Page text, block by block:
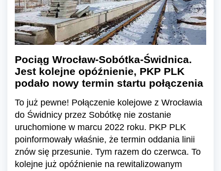
Pociąg Wrocław-Sobótka-Świdnica.
Jest kolejne opóźnienie, PKP PLK
podało nowy termin startu połączenia
To już pewne! Połączenie kolejowe z Wrocławia
do Świdnicy przez Sobótkę nie zostanie
uruchomione w marcu 2022 roku. PKP PLK
poinformowały właśnie, że termin oddania linii
znów się przesunie. Tym razem do czerwca. To
kolejne już opóźnienie na rewitalizowanym